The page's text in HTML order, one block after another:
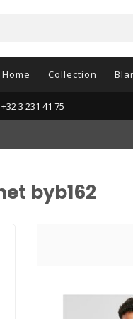
Home Collection
3 231 41 75
byb162